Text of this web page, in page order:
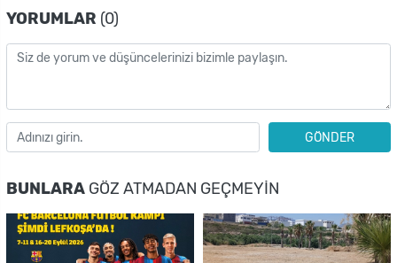
YORUMLAR (0)
GÖNDER
BUNLARA GÖZ ATMADAN GEÇMEYIN